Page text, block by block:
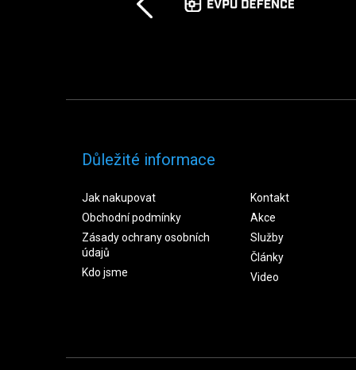
Důležité informace
Jak nakupovat
Obchodní podmínky
Zásady ochrany osobních
údajů
Kdo jsme
Kontakt
Akce
Služby
Články
Video